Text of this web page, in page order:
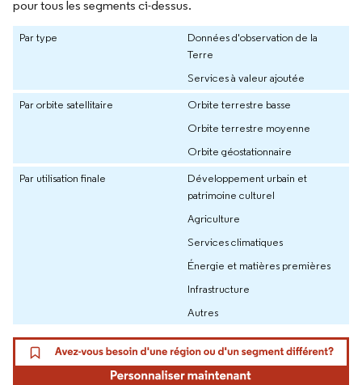
pour tous les segments ci-dessus.
Par type
Données d'observation de la
Terre
Services à valeur ajoutée
Par orbite satellitaire
Orbite terrestre basse
Orbite terrestre moyenne
Orbite géostationnaire
Par utilisation finale
Développement urbain et
patrimoine culturel
Agriculture
Services climatiques
Énergie et matières premières
Infrastructure
Autres